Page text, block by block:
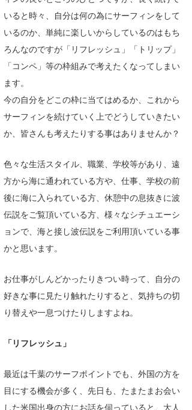
いると時々、自分は何の為にサーフィンをして
いるのか、単純に楽しいからしているのはもち
ろんなのですが「リフレッシュ」「トリップ」
「コンペ」等の枠組みで考えたくなってしまい
ます。
今の自分をどこの枠に当てはめるか、これから
サーフィンを続けていく上でどうしていきたい
か、皆さんも考えたりする事はありませんか？
色々な生活スタイル、職業、学校等があり、遠
方から海に通われている方や、仕事、学校の前
後に海に入られている方、休憩中の息抜きに波
伝説をご覧頂いている方、様々なシチュエーシ
ョンで、海と接し波伝説をご利用頂いている事
かと思います。
お仕事がしんどかったりきつい時って、自分の
好きな事に見たり触れたりすると、気持ちの切
り替えや一息つけたりしますよね。
「リフレッシュ」
最近は千葉のサーフポイントでも、外国の方を
目にする機会が多く、先日も、たまたまお会い
した米国出身の方にお話を伺っていると、大人
NOBUFUKU
大野”MAR”修聖
G◎Da
H
KOBU
KY
mitz
OYZ
S.K
Soulman
VAGY
waka☆=
ハンマー
まっきー